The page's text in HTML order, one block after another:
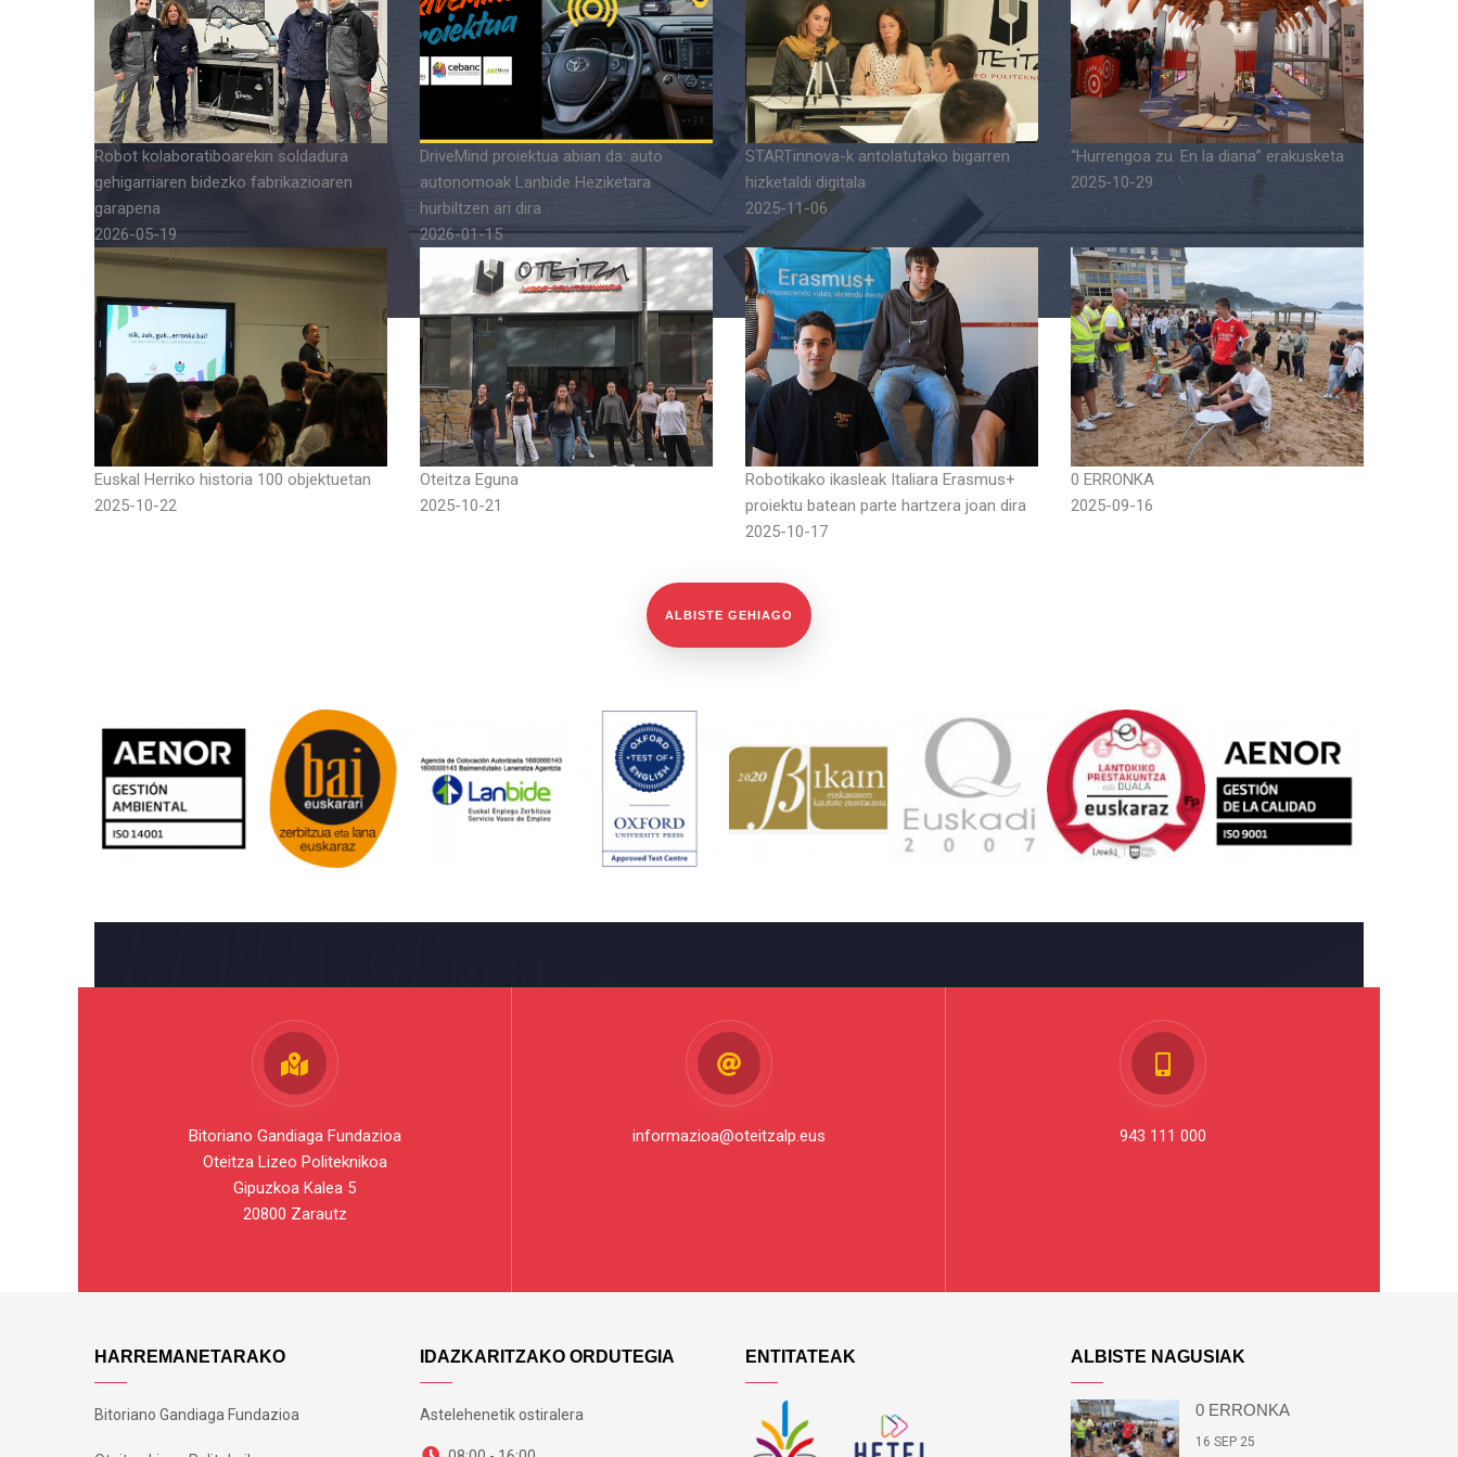
Robot kolaboratiboarekin soldadura
gehigarriaren bidezko fabrikazioaren
garapena
2026-05-19
DriveMind proiektua abian da: auto
autonomoak Lanbide Heziketara
hurbiltzen ari dira
2026-01-15
STARTinnova-k antolatutako bigarren
hizketaldi digitala
2025-11-06
“Hurrengoa zu. En la diana” erakusketa
2025-10-29
Euskal Herriko historia 100 objektuetan
2025-10-22
Oteitza Eguna
2025-10-21
Robotikako ikasleak Italiara Erasmus+
proiektu batean parte hartzera joan dira
2025-10-17
0 ERRONKA
2025-09-16
ALBISTE GEHIAGO
Bitoriano Gandiaga Fundazioa
Oteitza Lizeo Politeknikoa
Gipuzkoa Kalea 5
20800 Zarautz
informazioa@oteitzalp.eus 943 111 000
HARREMANETARAKO
Bitoriano Gandiaga Fundazioa
IDAZKARITZAKO ORDUTEGIA
Astelehenetik ostiralera
ENTITATEAK ALBISTE NAGUSIAK
0 ERRONKA
16 SEP 25